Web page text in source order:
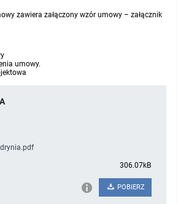
zawiera załączony wzór umowy – załącznik
umowy.
306.07kB
POBIERZ